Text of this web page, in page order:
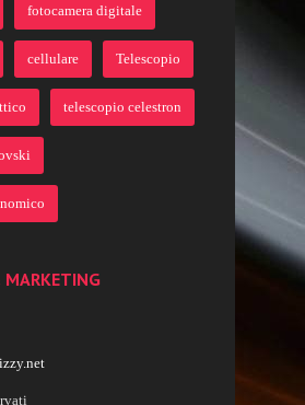
fotocamera digitale
cellulare Telescopio
telescopio celestron